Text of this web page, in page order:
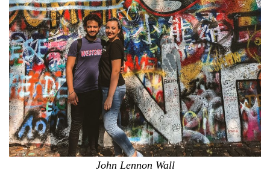
John Lennon Wall